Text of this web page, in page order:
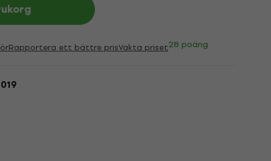
Rapportera ett bättre prisVakta priset28 poäng